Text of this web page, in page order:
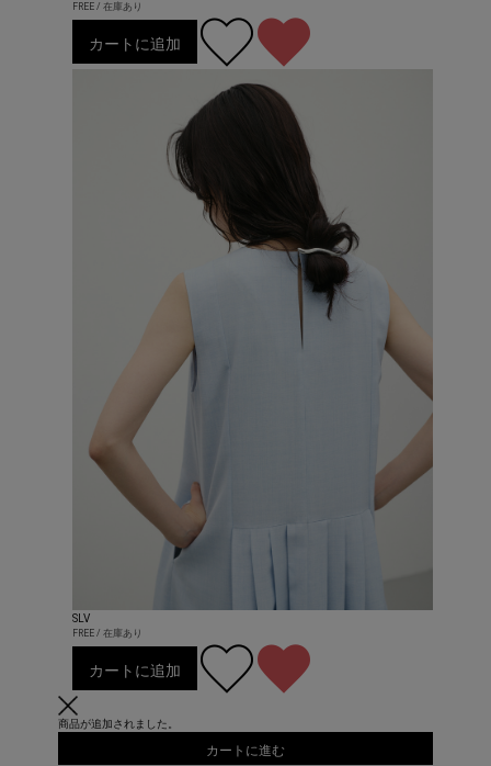
FREE / 在庫あり
カートに追加
SLV
FREE / 在庫あり
カートに追加
商品が追加されました。
カートに進む